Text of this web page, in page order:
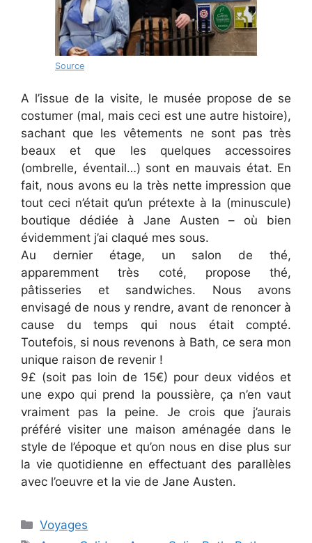
Source
A l’issue de la visite, le musée propose de se
costumer (mal, mais ceci est une autre histoire),
sachant que les vêtements ne sont pas très
beaux et que les quelques accessoires
(ombrelle, éventail…) sont en mauvais état. En
fait, nous avons eu la très nette impression que
tout ceci n’était qu’un prétexte à la (minuscule)
boutique dédiée à Jane Austen – où bien
évidemment j’ai claqué mes sous.
Au dernier étage, un salon de thé,
apparemment très coté, propose thé,
pâtisseries et sandwiches. Nous avons
envisagé de nous y rendre, avant de renoncer à
cause du temps qui nous était compté.
Toutefois, si nous revenons à Bath, ce sera mon
unique raison de revenir !
9£ (soit pas loin de 15€) pour deux vidéos et
une expo qui prend la poussière, ça n’en vaut
vraiment pas la peine. Je crois que j’aurais
préféré visiter une maison aménagée dans le
style de l’époque et qu’on nous en dise plus sur
la vie quotidienne en effectuant des parallèles
avec l’oeuvre et la vie de Jane Austen.
Categories
Voyages